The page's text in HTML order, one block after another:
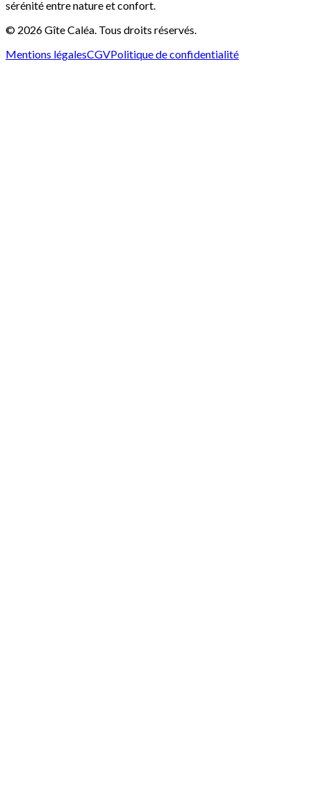
sérénité entre nature et confort.
© 2026Gîte Caléa. Tous droits réservés.
Mentions légalesCGVPolitique de confidentialité